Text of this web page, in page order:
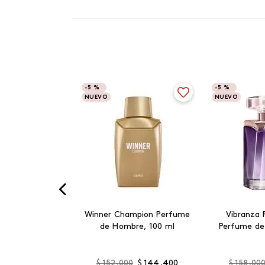
-5 %
NUEVO
Winner Champion Perfume
de Hombre, 100 ml
-5 %
NUEVO
Vibranza
Perfume